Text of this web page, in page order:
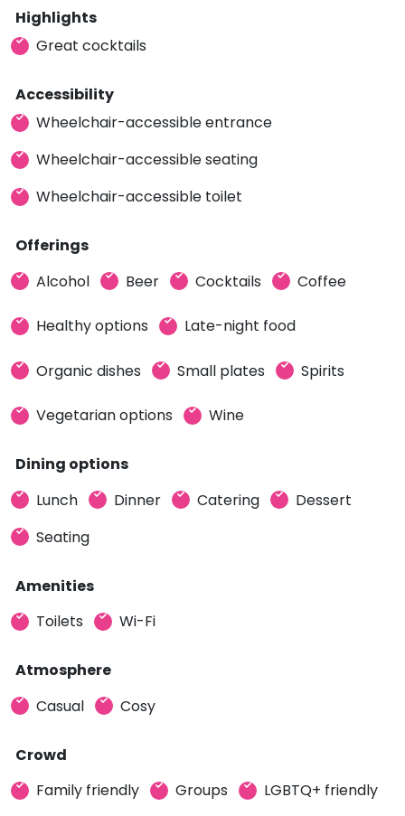
Highlights
Great cocktails
Accessibility
Wheelchair-accessible entrance
Wheelchair-accessible seating
Wheelchair-accessible toilet
Offerings
Alcohol
Beer Cocktails Coffee
Healthy options Late-night food
Organic dishes Small plates Spirits
Vegetarian options Wine
Dining options
Lunch
Dinner Catering
Dessert
Seating
Amenities
Toilets
Wi-Fi
Atmosphere
Casual
Cosy
Crowd
Family friendly
Groups LGBTQ+ friendly